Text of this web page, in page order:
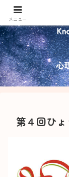
第４回ひ
メニュー